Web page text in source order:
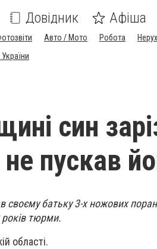
Довідник Афіша
Авто / Мото Робота
син
пускав
батьку 3-х ножових
тюрми.
області.